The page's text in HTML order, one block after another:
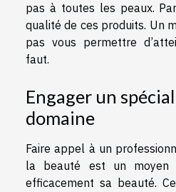
pas à toutes les peaux.
qualité de ces produits. Un
pas vous permettre
faut.
Engager un
domaine
Faire appel à un
la beauté est un moyen
efficacement sa beauté.